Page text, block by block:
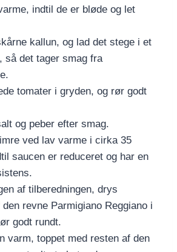
indtil de er bløde og let
kallun, og lad det stege i et
så det tager smag fra
tomater i gryden, og rør godt
og peber efter smag.
ved lav varme i cirka 35
saucen er reduceret og har en
af tilberedningen, drys
den revne Parmigiano Reggiano i
godt rundt.
varm, toppet med resten af den